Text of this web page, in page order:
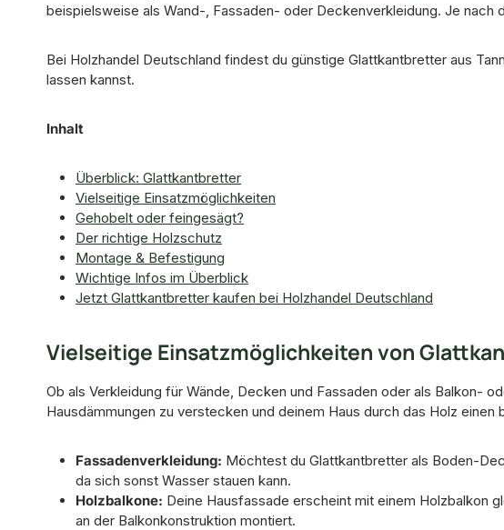
beispielsweise als Wand-, Fassaden- oder Deckenverkleidung. Je
Bei Holzhandel Deutschland findest du günstige Glattkantbretter aus
lassen kannst.
Inhalt
Überblick: Glattkantbretter
Vielseitige Einsatzmöglichkeiten
Gehobelt oder feingesägt?
Der richtige Holzschutz
Montage & Befestigung
Wichtige Infos im Überblick
Jetzt Glattkantbretter kaufen bei Holzhandel Deutschland
Vielseitige Einsatzmöglichkeiten von
Ob als Verkleidung für Wände, Decken und Fassaden oder als Balkon-
Hausdämmungen zu verstecken und deinem Haus durch das Holz einen
Fassadenverkleidung: Möchtest du Glattkantbretter als Boden-
da sich sonst Wasser stauen kann.
Holzbalkone: Deine Hausfassade erscheint mit einem Holzbalkon
an der Balkonkonstruktion montiert.